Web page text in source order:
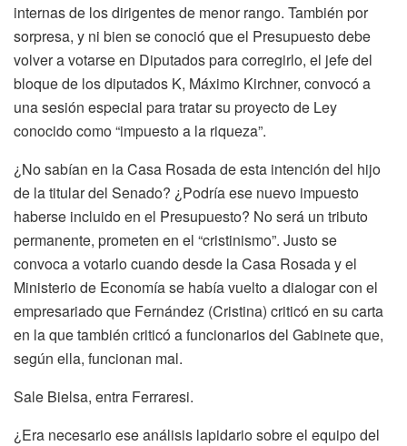
internas de los dirigentes de menor rango. También por
sorpresa, y ni bien se conoció que el Presupuesto debe
volver a votarse en Diputados para corregirlo, el jefe del
bloque de los diputados K, Máximo Kirchner, convocó a
una sesión especial para tratar su proyecto de Ley
conocido como “impuesto a la riqueza”.
¿No sabían en la Casa Rosada de esta intención del hijo
de la titular del Senado? ¿Podría ese nuevo impuesto
haberse incluido en el Presupuesto? No será un tributo
permanente, prometen en el “cristinismo”. Justo se
convoca a votarlo cuando desde la Casa Rosada y el
Ministerio de Economía se había vuelto a dialogar con el
empresariado que Fernández (Cristina) criticó en su carta
en la que también criticó a funcionarios del Gabinete que,
según ella, funcionan mal.
Sale Bielsa, entra Ferraresi.
¿Era necesario ese análisis lapidario sobre el equipo del